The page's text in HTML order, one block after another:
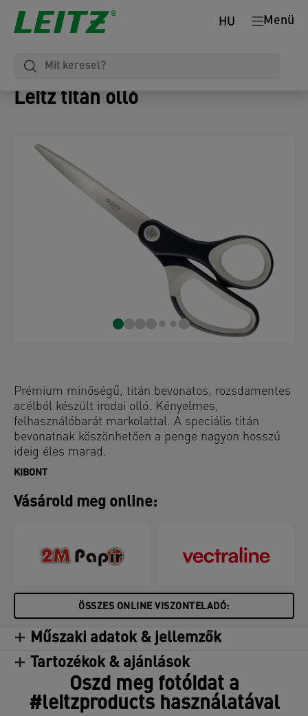
Menü
HU
Leitz titán olló
Prémium minőségű, titán bevonatos, rozsdamentes
acélból készült irodai olló. Kényelmes,
felhasználóbarát markolattal. A speciális titán
bevonatnak köszönhetően a penge nagyon hosszú
ideig éles marad.
KIBONT
Vásárold meg online:
ÖSSZES ONLINE VISZONTELADÓ:
Műszaki adatok & jellemzők
Tartozékok & ajánlások
Oszd meg fotóidat a
#leitzproducts használatával